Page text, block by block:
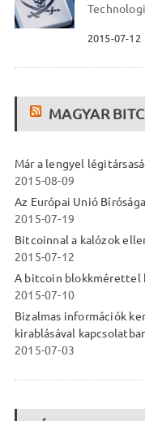
2015-07-12
MAGYAR
Már a lengyel
2015-08-09
Az Európai Unió
2015-07-19
Bitcoinnal a kalózok
2015-07-12
A bitcoin blokkmérettel
2015-07-10
Bizalmas információk
kirablásával
2015-07-03